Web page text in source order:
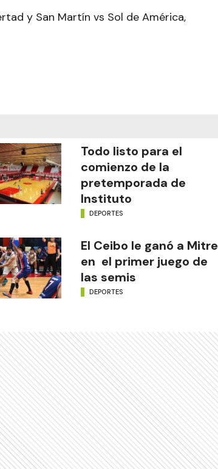
y San Martín vs Sol de América,
Todo listo para el
comienzo de la
pretemporada de
Instituto
DEPORTES
El Ceibo le ganó a Mitre
en el primer juego de
las semis
DEPORTES